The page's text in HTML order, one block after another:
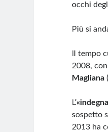
occhi
Più si
Il tempo
2008,
Magliana
L’
sospetto
2013 ha